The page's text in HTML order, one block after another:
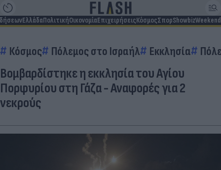
ΕλλάδαΠολιτικήΟικονομίαΕπιχειρήσειςΚόσμοςΣπορShowbizWeekend
Κόσμος Πόλεμος στο Ισραήλ Εκκλησία
Βομβαρδίστηκε η εκκλησία του Αγίου
Πορφυρίου στη Γάζα - Αναφορές για 2
νεκρούς